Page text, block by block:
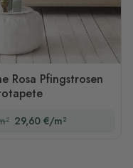
Rosa Pfingstrosen
29,60 €/m²